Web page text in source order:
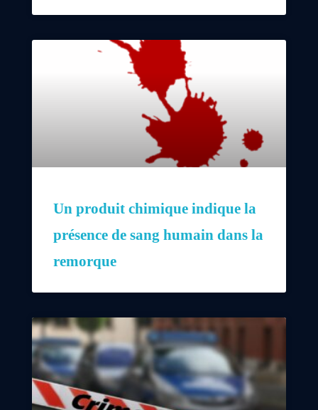
Un produit chimique indique la
présence de sang humain dans la
remorque